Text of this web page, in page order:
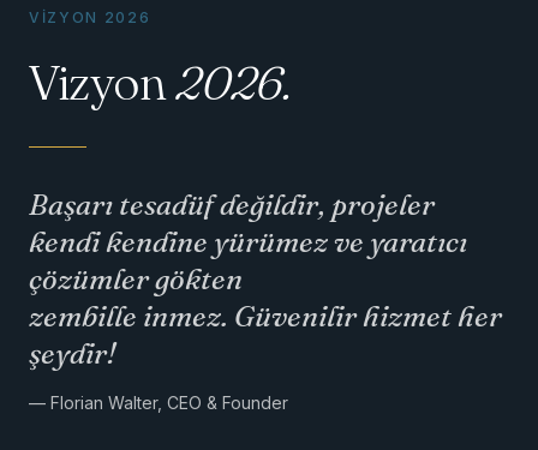
VIZYON 2026
Vizyon2026.
Başarı tesadüf değildir, projeler
kendi kendine yürümez ve yaratıcı
çözümler gökten
zembille inmez. Güvenilir hizmet her
şeydir!
— Florian Walter, CEO & Founder